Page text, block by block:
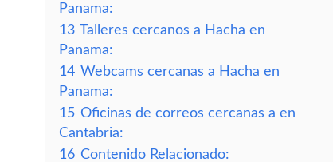
Panama:
13 Talleres cercanos a Hacha en
Panama:
14 Webcams cercanas a Hacha en
Panama:
15 Oficinas de correos cercanas a en
Cantabria:
16 Contenido Relacionado: